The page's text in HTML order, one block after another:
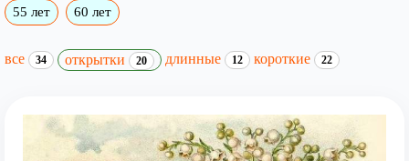
55 лет 60 лет
все 34 открытки 20 длинные 12 короткие 22